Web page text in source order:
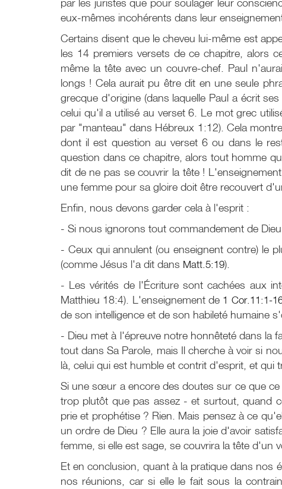
par les juristes que pour soulager leur
eux-mêmes incohérents dans leur
Certains disent que le cheveu lui-même est
les 14 premiers versets de ce chapitre, alors
même la tête avec un couvre-chef. Paul
longs ! Cela aurait pu être dit en une seule
grecque d'origine (dans laquelle Paul a écrit
celui qu'il a utilisé au verset 6. Le mot grec
par "manteau" dans Hébreux 1:12). Cela
dont il est question au verset 6 ou dans le
question dans ce chapitre, alors tout homme
dit de ne pas se couvrir la tête !
une femme pour sa gloire doit être recouvert
Enfin, nous devons garder cela à l'esprit :
- Si nous ignorons tout commandement de
- Ceux qui annulent (ou enseignent contre) le
(comme Jésus l'a dit dans Matt.5:19).
- Les vérités de l'Écriture sont cachées aux
Matthieu 18:4). L'enseignement de 1 Cor.11:1-
de son intelligence et de son habileté humaine
- Dieu met à l'épreuve notre honnêteté dans la
tout dans Sa Parole, mais Il cherche à voir si
là, celui qui est humble et contrit d'esprit, et qui
Si une sœur a encore des doutes sur ce que
trop plutôt que pas assez - et surtout, quand
prie et prophétise ? Rien. Mais pensez à ce
un ordre de Dieu ? Elle aura la joie d'avoir
femme, si elle est sage, se couvrira la tête d'un
Et en conclusion, quant à la pratique dans nos
nos réunions, car si elle le fait sous la